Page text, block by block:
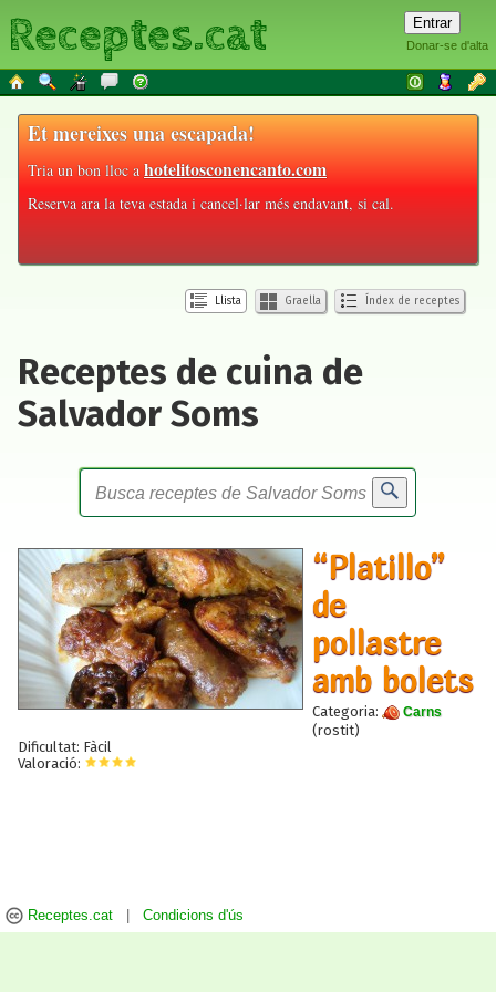
Donar-se d'alta
Receptes.cat
Et mereixes una escapada!
Tria un bon lloc ahotelitosconencanto.com
Reserva ara la teva estada i cancel·lar més endavant, si cal.
Llista Graella Índex de receptes
Receptes de cuina de
Salvador Soms
“Platillo”
de
pollastre
amb bolets
Categoria: Carns
(rostit)
Dificultat: Fàcil
Valoració: